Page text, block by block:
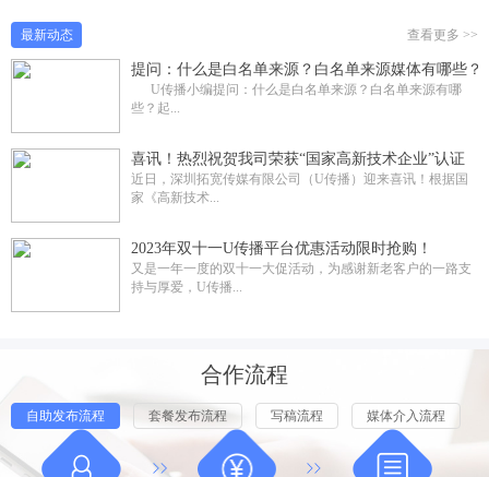
最新动态 查看更多 >>
提问：什么是白名单来源？白名单来源媒体有哪些？
U传播小编提问：什么是白名单来源？白名单来源有哪
些？起...
喜讯！热烈祝贺我司荣获“国家高新技术企业”认证
近日，深圳拓宽传媒有限公司（U传播）迎来喜讯！根据国
家《高新技术...
2023年双十一U传播平台优惠活动限时抢购！
又是一年一度的双十一大促活动，为感谢新老客户的一路支
持与厚爱，U传播...
合作流程
自助发布流程 套餐发布流程 写稿流程 媒体介入流程